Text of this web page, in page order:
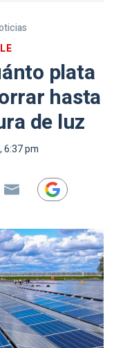
plata
hasta
de luz
pm